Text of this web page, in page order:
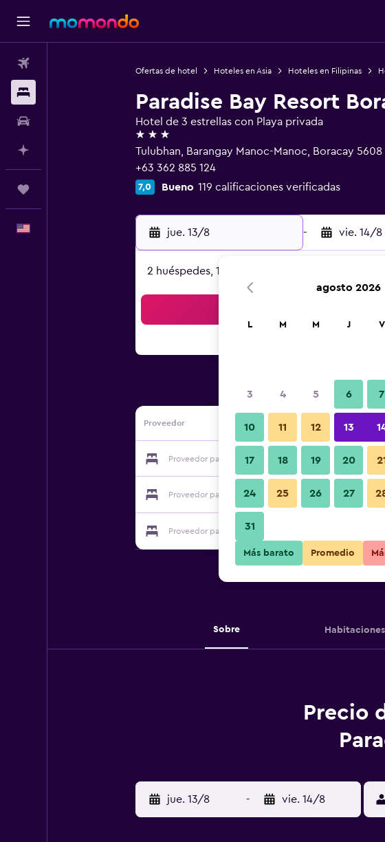
Ofertas de hotel Hoteles en Asia Hoteles en Filipinas
Paradise Bay Resort
Hotel de 3 estrellas con Playa privada
3 estrellas
Tulubhan, Barangay Manoc-Manoc, Boracay 5608
+63 362 885 124
7,0 Bueno 119 calificaciones verificadas
jue. 13/8 - vie. 14/8
2 huéspedes, 1 habitación
Proveedor
Proveedor para Paradise Bay Resort Boracay
Proveedor para Paradise Bay Resort Boracay
Proveedor para Paradise Bay Resort Boracay
Sobre Habitaciones
Precio
jue. 13/8 - vie. 14/8
agosto 2026
L M M J V
3 4 5 6 7
10 11 12 13
17 18 19 20
24 25 26 27
31
Más barato Promedio